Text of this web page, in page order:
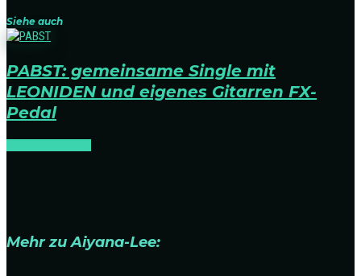
Siehe auch
PABST: gemeinsame Single mit
LEONIDEN und eigenes Gitarren FX-
Pedal
Mehr zu Aiyana-Lee: